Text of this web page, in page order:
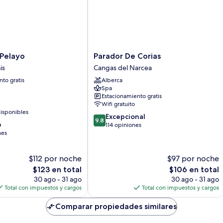
gratis
$112 por noche
El
precio
actual
es
$123 en total
30 ago - 31 ago
Total con impuestos y cargos
Parador
De
Corias
Cangas
del
Narcea
Parador De Corias
Cangas del Narcea
Alberca
Spa
Estacionamiento gratis
Wifi gratuito
9.8
de
9.8 Excepcional
114 opiniones
$97 por noche
El
precio
actual
es
de
$106
$106 en total
30 ago - 31 ago
Total con impuestos y cargos
Comparar propiedades similares